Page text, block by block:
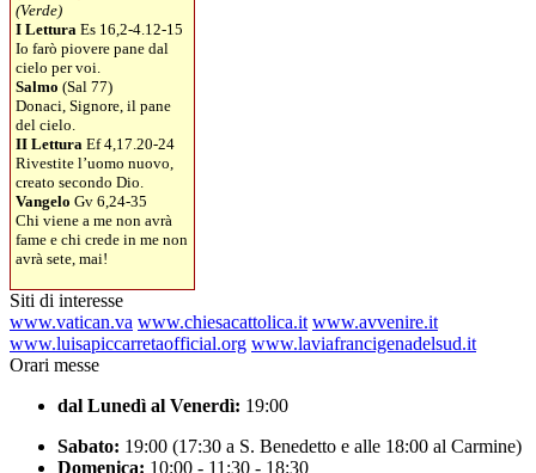
(Verde)
I Lettura Es 16,2-4.12-15
Io farò piovere pane dal
cielo per voi.
Salmo (Sal 77)
Donaci, Signore, il pane
del cielo.
II Lettura Ef 4,17.20-24
Rivestite l’uomo nuovo,
creato secondo Dio.
Vangelo Gv 6,24-35
Chi viene a me non avrà
fame e chi crede in me non
avrà sete, mai!
Siti di interesse
www.vatican.va www.chiesacattolica.it www.avvenire.it
www.luisapiccarretaofficial.org www.laviafrancigenadelsud.it
Orari messe
dal Lunedì al Venerdì: 19:00
Sabato: 19:00 (17:30 a S. Benedetto e alle 18:00 al Carmine)
Domenica: 10:00 - 11:30 - 18:30